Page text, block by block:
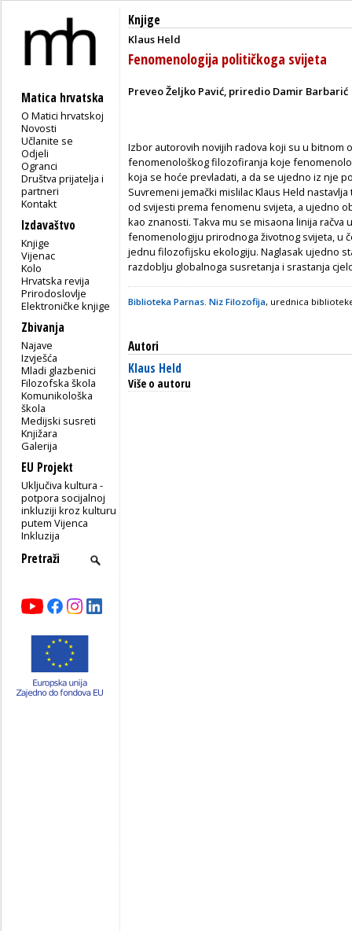
Matica hrvatska
O Matici hrvatskoj
Novosti
Učlanite se
Odjeli
Ogranci
Društva prijatelja i
partneri
Kontakt
Izdavaštvo
Knjige
Vijenac
Kolo
Hrvatska revija
Prirodoslovlje
Elektroničke knjige
Zbivanja
Najave
Izvješća
Mladi glazbenici
Filozofska škola
Komunikološka
škola
Medijski susreti
Knjižara
Galerija
EU Projekt
Uključiva kultura -
potpora socijalnoj
inkluziji kroz kulturu
putem Vijenca
Inkluzija
Knjige
Klaus Held
Fenomenologija političkoga svijeta
Preveo Željko Pavić, priredio Damir Barbarić
Izbor autorovih novijih radova koji su u bitnom
fenomenološkog filozofiranja koje
koja se hoće prevladati, a da se ujedno iz nje
Suvremeni jemački mislilac Klaus Held
od svijesti prema fenomenu svijeta, a ujedno
kao znanosti. Takva mu se misaona linija
fenomenologiju prirodnoga životnog svijeta, u
jednu filozofijsku ekologiju. Naglasak ujedno
razdoblju globalnoga susretanja i srastanja
Biblioteka Parnas. Niz Filozofija, urednica
Autori
Klaus Held
Više o autoru